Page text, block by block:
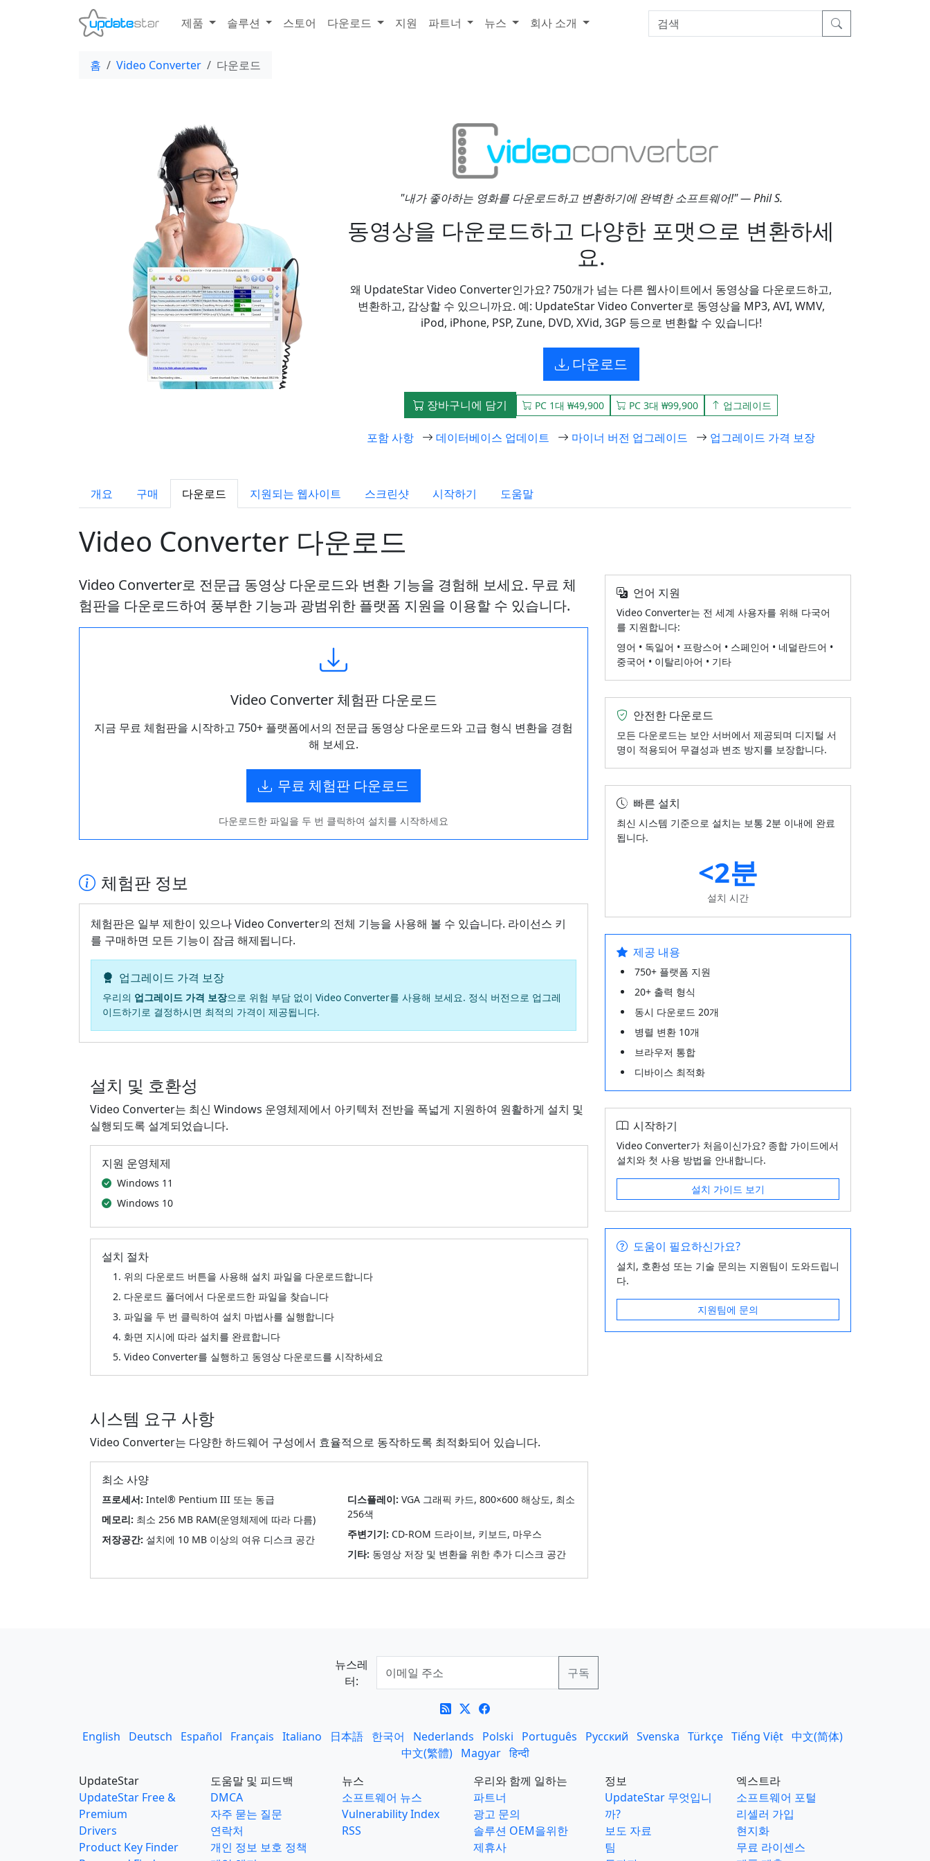
제품 솔루션 스토어 다운로드 지원 파트너 뉴스 회사 소개
홈 Video Converter 다운로드
"내가 좋아하는 영화를 다운로드하고 변환하기에 완벽한 소프트웨어!" — Phil S.
동영상을 다운로드하고 다양한 포맷으로 변환하세
요.
왜 UpdateStar Video Converter인가요? 750개가 넘는 다른 웹사이트에서 동영상을 다운로드하고,
변환하고, 감상할 수 있으니까요. 예: UpdateStar Video Converter로 동영상을 MP3, AVI, WMV,
iPod, iPhone, PSP, Zune, DVD, XVid, 3GP 등으로 변환할 수 있습니다!
다운로드
장바구니에 담기 PC 1대 ₩49,900 PC 3대 ₩99,900 업그레이드
포함 사항 데이터베이스 업데이트 마이너 버전 업그레이드 업그레이드 가격 보장
개요 구매 다운로드 지원되는 웹사이트 스크린샷 시작하기 도움말
Video Converter 다운로드
Video Converter로 전문급 동영상 다운로드와 변환 기능을 경험해 보세요. 무료 체
험판을 다운로드하여 풍부한 기능과 광범위한 플랫폼 지원을 이용할 수 있습니다.
Video Converter 체험판 다운로드
지금 무료 체험판을 시작하고 750+ 플랫폼에서의 전문급 동영상 다운로드와 고급 형식 변환을 경험
해 보세요.
무료 체험판 다운로드
다운로드한 파일을 두 번 클릭하여 설치를 시작하세요
체험판 정보
체험판은 일부 제한이 있으나 Video Converter의 전체 기능을 사용해 볼 수 있습니다. 라이선스 키
를 구매하면 모든 기능이 잠금 해제됩니다.
업그레이드 가격 보장
우리의 업그레이드 가격 보장으로 위험 부담 없이 Video Converter를 사용해 보세요. 정식 버전으로 업그레
이드하기로 결정하시면 최적의 가격이 제공됩니다.
설치 및 호환성
Video Converter는 최신 Windows 운영체제에서 아키텍처 전반을 폭넓게 지원하여 원활하게 설치 및
실행되도록 설계되었습니다.
지원 운영체제
Windows 11
Windows 10
설치 절차
위의 다운로드 버튼을 사용해 설치 파일을 다운로드합니다
다운로드 폴더에서 다운로드한 파일을 찾습니다
파일을 두 번 클릭하여 설치 마법사를 실행합니다
화면 지시에 따라 설치를 완료합니다
Video Converter를 실행하고 동영상 다운로드를 시작하세요
시스템 요구 사항
Video Converter는 다양한 하드웨어 구성에서 효율적으로 동작하도록 최적화되어 있습니다.
최소 사양
프로세서: Intel® Pentium III 또는 동급
메모리: 최소 256 MB RAM(운영체제에 따라 다름)
저장공간: 설치에 10 MB 이상의 여유 디스크 공간
디스플레이: VGA 그래픽 카드, 800×600 해상도, 최소
256색
주변기기: CD-ROM 드라이브, 키보드, 마우스
기타: 동영상 저장 및 변환을 위한 추가 디스크 공간
언어 지원
Video Converter는 전 세계 사용자를 위해 다국어
를 지원합니다:
영어 • 독일어 • 프랑스어 • 스페인어 • 네덜란드어 •
중국어 • 이탈리아어 • 기타
안전한 다운로드
모든 다운로드는 보안 서버에서 제공되며 디지털 서
명이 적용되어 무결성과 변조 방지를 보장합니다.
빠른 설치
최신 시스템 기준으로 설치는 보통 2분 이내에 완료
됩니다.
<2분
설치 시간
제공 내용
750+ 플랫폼 지원
20+ 출력 형식
동시 다운로드 20개
병렬 변환 10개
브라우저 통합
디바이스 최적화
시작하기
Video Converter가 처음이신가요? 종합 가이드에서
설치와 첫 사용 방법을 안내합니다.
설치 가이드 보기
도움이 필요하신가요?
설치, 호환성 또는 기술 문의는 지원팀이 도와드립니
다.
지원팀에 문의
뉴스레
터:
English Deutsch Español Français Italiano 日本語 한국어 Nederlands Polski Português Русский Svenska Türkçe Tiếng Việt 中文(简体)
中文(繁體)
Magyar हिन्दी
UpdateStar
UpdateStar Free &
Premium
Drivers
Product Key Finder
도움말 및 피드백
DMCA
자주 묻는 질문
연락처
개인 정보 보호 정책
뉴스
소프트웨어 뉴스
Vulnerability Index
RSS
우리와 함께 일하는
파트너
광고 문의
솔루션 OEM을위한
제휴사
정보
UpdateStar 무엇입니
까?
보도 자료
팀
엑스트라
소프트웨어 포털
리셀러 가입
현지화
무료 라이센스